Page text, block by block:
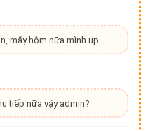
mấy hôm nữa mình up
tiếp nữa vậy admin?